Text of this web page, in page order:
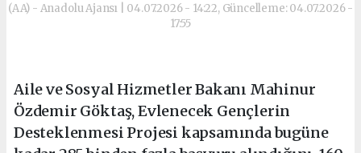
(AA) - Anadolu Ajansı | 04.07.2026 - 14:22, Güncelleme: 04.07.2026 -
17:55
Aile ve Sosyal Hizmetler Bakanı Mahinur
Özdemir Göktaş, Evlenecek Gençlerin
Desteklenmesi Projesi kapsamında bugüne